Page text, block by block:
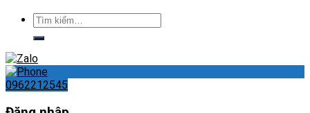
Tìm
kiếm:
0962212545